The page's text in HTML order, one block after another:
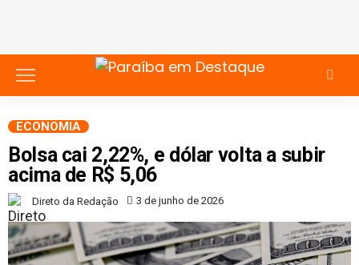
ECONOMIA
Bolsa cai 2,22%, e dólar volta a subir
acima de R$ 5,06
Direto da Redação 3 de junho de 2026